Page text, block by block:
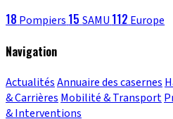
18 Pompiers 15 SAMU 112 Europe
Navigation
ActualitésAnnuaire des casernes
& Carrières Mobilité & Transport
& Interventions